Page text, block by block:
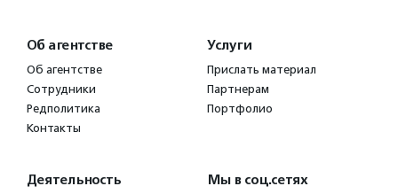
Об агентстве
Об агентстве
Сотрудники
Редполитика
Контакты
Услуги
Прислать материал
Партнерам
Портфолио
Деятельность Мы в соц.сетях